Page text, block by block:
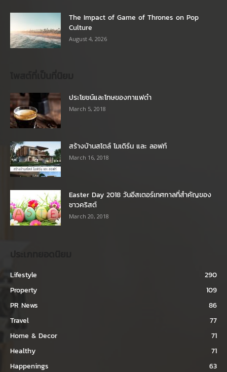
The Impact of Game of Thrones on Pop
Culture
August 4, 2026
ประโยชน์และโทษของกาแฟดำ
March 5, 2018
สร้างบ้านสไตล์ โมเดิร์น และ ลอฟท์
March 16, 2018
Easter Day 2018 วันอีสเตอร์เทศกาลที่สำคัญของ
ชาวคริสต์
March 20, 2018
Lifestyle
290
Property
109
PR News
86
Travel
77
Home & Decor
71
Healthy
71
Happenings
63